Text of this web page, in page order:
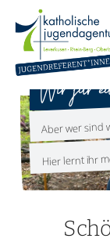
Wir für
Aber wer sind
Hier lernt ihr